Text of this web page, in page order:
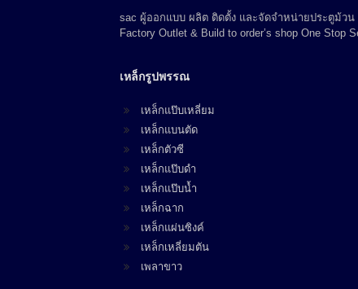
sac ผู้ออกแบบ ผลิต ติดตั้ง และจัดจำหน่ายประตูม้วน
Factory Outlet & Build to order’s shop One Stop
เหล็กรูปพรรณ
เหล็กแป๊บเหลี่ยม
เหล็กแบนตัด
เหล็กตัวซี
เหล็กแป๊บดำ
เหล็กแป๊บน้ำ
เหล็กฉาก
เหล็กแผ่นซิงค์
เหล็กเหลี่ยมตัน
เพลาขาว